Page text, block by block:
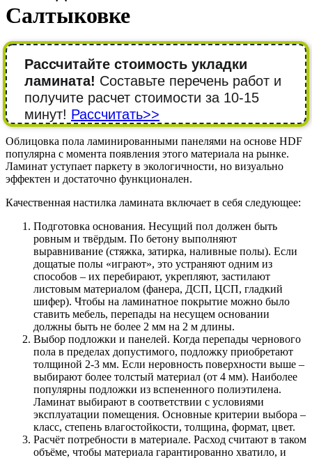
Салтыковке
Рассчитайте стоимость укладки
ламината! Составьте перечень работ и
получите расчет стоимости за 10-15
минут! Рассчитать>>
Облицовка пола ламинированными панелями на основе HDF
популярна с момента появления этого материала на рынке.
Ламинат уступает паркету в экологичности, но визуально
эффектен и достаточно функционален.
Качественная настилка ламината включает в себя следующее:
Подготовка основания. Несущий пол должен быть
ровным и твёрдым. По бетону выполняют
выравнивание (стяжка, затирка, наливные полы). Если
дощатые полы «играют», это устраняют одним из
способов – их перебирают, укрепляют, застилают
листовым материалом (фанера, ДСП, ЦСП, гладкий
шифер). Чтобы на ламинатное покрытие можно было
ставить мебель, перепады на несущем основании
должны быть не более 2 мм на 2 м длины.
Выбор подложки и панелей. Когда перепады чернового
пола в пределах допустимого, подложку приобретают
толщиной 2-3 мм. Если неровность поверхности выше –
выбирают более толстый материал (от 4 мм). Наиболее
популярны подложки из вспененного полиэтилена.
Ламинат выбирают в соответствии с условиями
эксплуатации помещения. Основные критерии выбора –
класс, степень влагостойкости, толщина, формат, цвет.
Расчёт потребности в материале. Расход считают в таком
объёме, чтобы материала гарантированно хватило, и